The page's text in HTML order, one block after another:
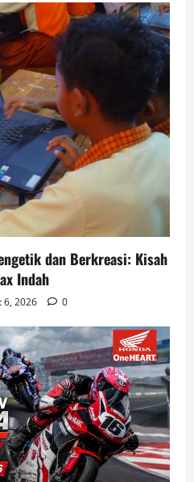
dan Berkreasi: Kisah
Indah
6, 2026 0